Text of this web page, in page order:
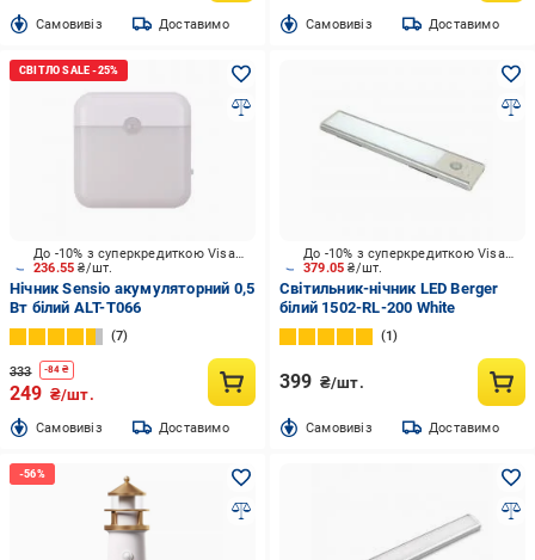
Cамовивіз Доставимо Cамовивіз Доставимо
236.55₴/шт.
До -10% з суперкредиткою Visa Вигода
Нічник Sensio акумуляторний 0,5
Вт білий ALT-T066
7
333 -84 ₴
249 ₴/шт.
Cамовивіз Доставимо
379.05₴/шт.
До -10% з суперкредиткою Visa Вигода
Світильник-нічник LED Berger
білий 1502-RL-200 White
1
399 ₴/шт.
Cамовивіз Доставимо